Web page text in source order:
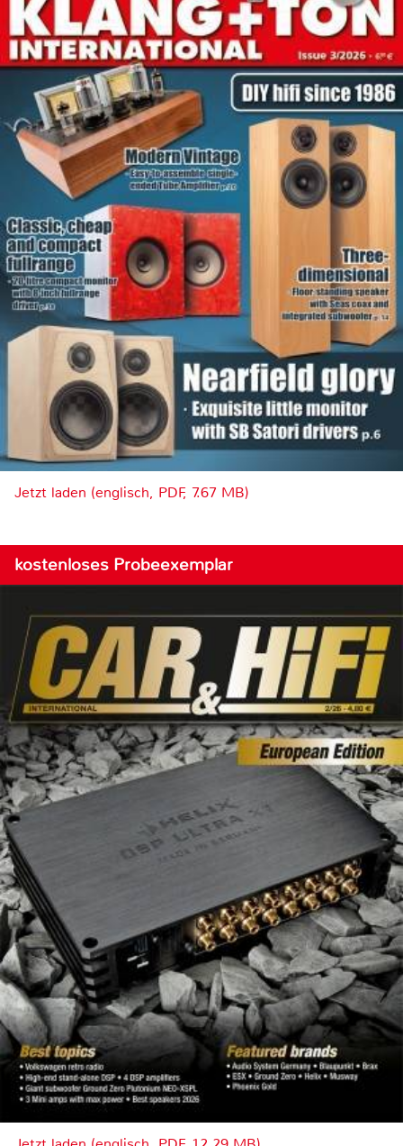
Jetzt laden (englisch, PDF, 7.67 MB)
kostenloses Probeexemplar